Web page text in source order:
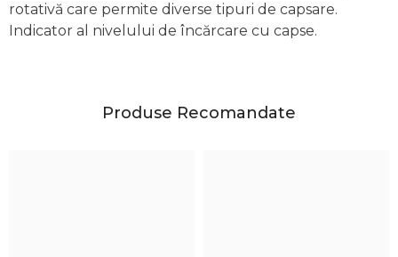
rotativă care permite diverse tipuri de capsare.
Indicator al nivelului de încărcare cu capse.
Produse Recomandate